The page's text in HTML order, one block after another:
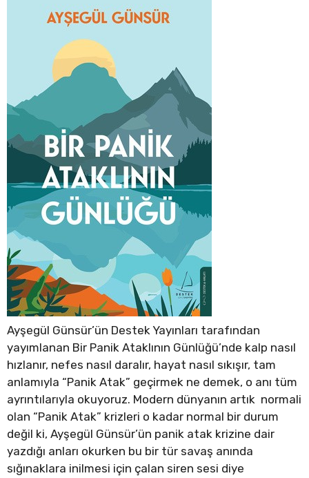
Ayşegül Günsür’ün Destek Yayınları tarafından
yayımlanan Bir Panik Ataklının Günlüğü’nde kalp nasıl
hızlanır, nefes nasıl daralır, hayat nasıl sıkışır, tam
anlamıyla “Panik Atak” geçirmek ne demek, o anı tüm
ayrıntılarıyla okuyoruz. Modern dünyanın artık normali
olan “Panik Atak” krizleri o kadar normal bir durum
değil ki, Ayşegül Günsür’ün panik atak krizine dair
yazdığı anları okurken bu bir tür savaş anında
sığınaklara inilmesi için çalan siren sesi diye